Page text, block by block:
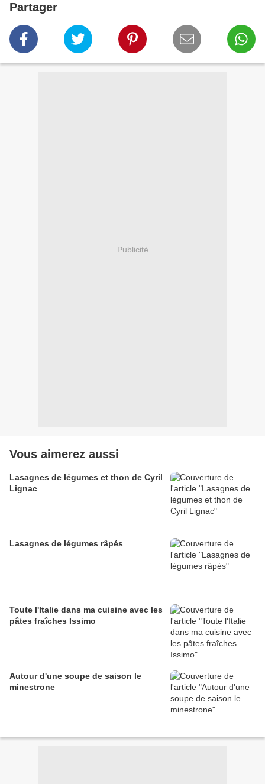
Partager
Publicité
Vous aimerez aussi
Lasagnes de légumes et thon de Cyril
Lignac
Lasagnes de légumes râpés
Toute l'Italie dans ma cuisine avec les
pâtes fraîches Issimo
Autour d'une soupe de saison le
minestrone